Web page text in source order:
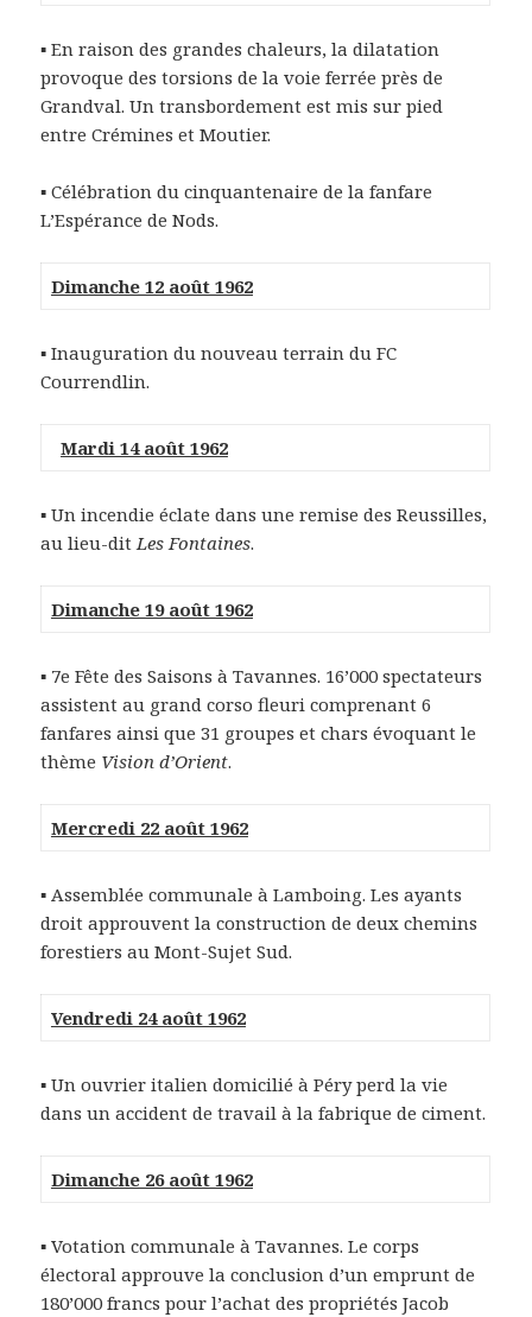
▪ En raison des grandes chaleurs, la dilatation
provoque des torsions de la voie ferrée près de
Grandval. Un transbordement est mis sur pied
entre Crémines et Moutier.
▪ Célébration du cinquantenaire de la fanfare
L’Espérance de Nods.
Dimanche 12 août 1962
▪ Inauguration du nouveau terrain du FC
Courrendlin.
Mardi 14 août 1962
▪Un incendie éclate dans une remise des Reussilles,
au lieu-ditLes Fontaines.
Dimanche 19 août 1962
▪ 7e Fête des Saisons à Tavannes. 16’000 spectateurs
assistent au grand corso fleuri comprenant 6
fanfares ainsi que 31 groupes et chars évoquant le
thème Vision d’Orient.
Mercredi 22 août 1962
▪ Assemblée communale à Lamboing. Les ayants
droit approuvent la construction de deux chemins
forestiers au Mont-Sujet Sud.
Vendredi 24 août 1962
▪ Un ouvrier italien domicilié à Péry perd la vie
dans un accident de travail à la fabrique de ciment.
Dimanche 26 août 1962
▪Votation communale à Tavannes. Le corps
électoral approuve la conclusion d’un emprunt de
180’000 francs pour l’achat des propriétés Jacob